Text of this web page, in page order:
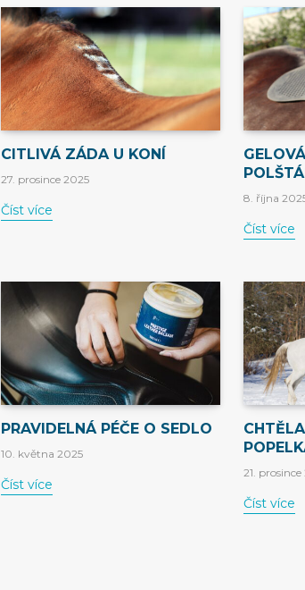
CITLIVÁ ZÁDA U KONÍ
27. prosince 2025
Číst více
8. října
Číst více
PRAVIDELNÁ PÉČE O SEDLO
10. května 2025
Číst více
21.
Číst více